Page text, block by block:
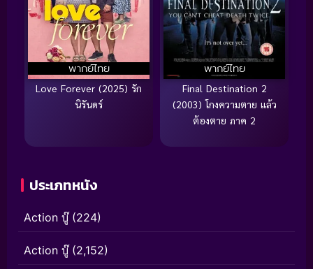
พากย์ไทย
Love Forever (2025) รัก
นิรันดร์
พากย์ไทย
Final Destination 2
(2003) โกงความตาย แล้ว
ต้องตาย ภาค 2
ประเภทหนัง
Action บู๊(224)
Action บู๊(2,152)